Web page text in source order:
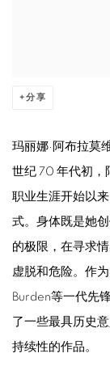
分享
玛丽娜·阿布拉莫
世纪 70 年代初，
职业生涯开始以
式。身体既是她
的极限，在寻求
虚脱和危险。作
Burden等一代先
了一些最具历史
持续性的作品。